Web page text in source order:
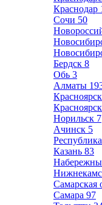
Краснодар
Сочи 50
Бердск 8
Обь 3
Алматы
Красноярск
Норильск 7
Ачинск 5
Казань 83
Самарская
Самара 97